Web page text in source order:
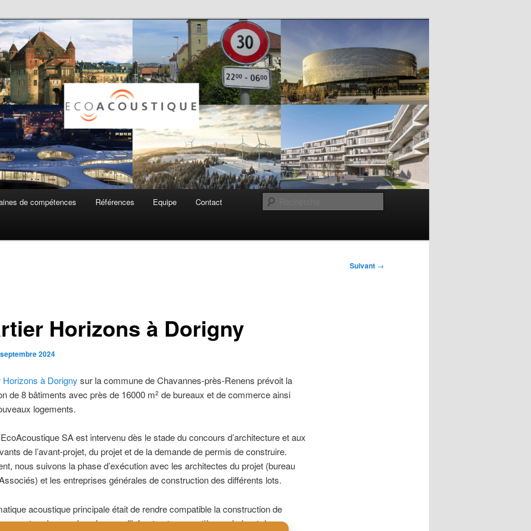
SA
de compétences Références Equipe Contact
Suivant →
Horizons à Dorigny
2024
Horizons à Dorigny sur la commune de Chavannes-près-Renens prévoit la
de 8 bâtiments avec près de 16000 m2 de bureaux et de commerce ainsi
logements.
SA est intervenu dès le stade du concours d’architecture et aux
de l’avant-projet, du projet et de la demande de permis de construire.
nous suivons la phase d’exécution avec les architectes du projet (bureau
et les entreprises générales de construction des différents lots.
acoustique principale était de rendre compatible la construction de
ce terrain avec la présence d’infrastructures routières générant des